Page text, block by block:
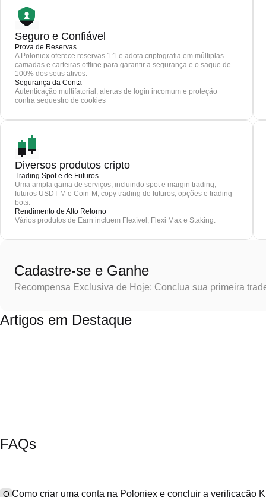
Seguro e Confiável
Prova de Reservas
A Poloniex oferece reservas 1:1 e adota criptografia em múltiplas
camadas e carteiras offline para garantir a segurança e o saque de
100% dos seus ativos.
Segurança da Conta
Autenticação multifatorial, alertas de login incomum e proteção
contra sequestro de cookies
Diversos produtos cripto
Trading Spot e de Futuros
Uma ampla gama de serviços, incluindo spot e margin trading,
futuros USDT-M e Coin-M, copy trading de futuros, opções e trading
bots.
Rendimento de Alto Retorno
Vários produtos de Earn incluem Flexível, Flexi Max e Staking.
Cadastre-se e Ganhe
Recompensa Exclusiva de Hoje: Conclua sua primeira
Artigos em Destaque
FAQs
Q Como criar uma conta na Poloniex e concluir a verificação